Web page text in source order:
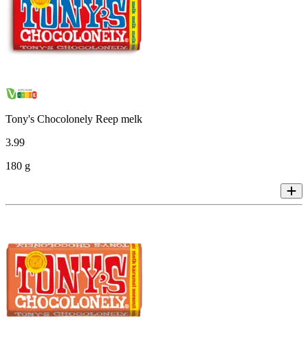
Tony's Chocolonely Reep melk
3.99
180 g